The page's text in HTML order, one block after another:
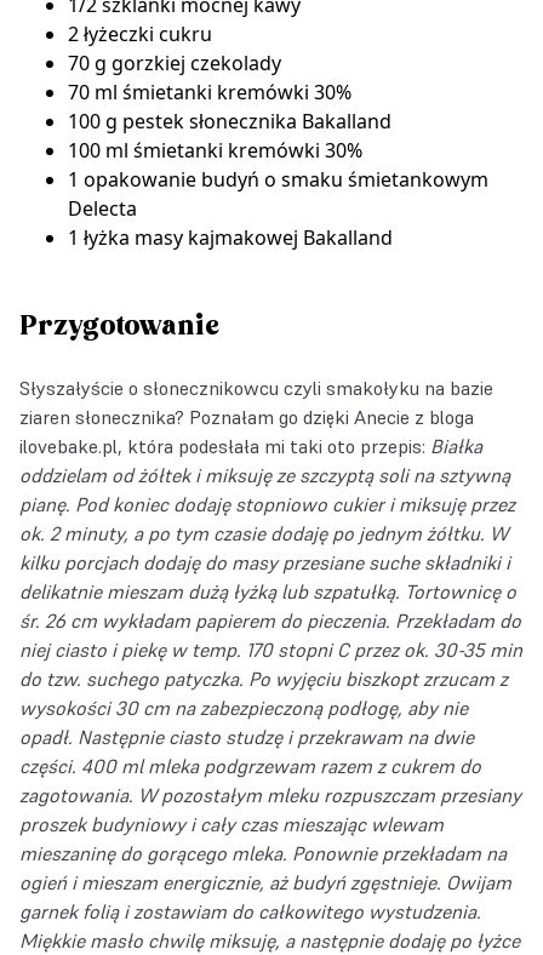
2 łyżeczki cukru
70 g gorzkiej czekolady
70 ml śmietanki kremówki 30%
100 g pestek słonecznika Bakalland
100 ml śmietanki kremówki 30%
1 opakowanie budyń o smaku śmietankowym
Delecta
1 łyżka masy kajmakowej Bakalland
Przygotowanie
Słyszałyście o słonecznikowcu czyli smakołyku na bazie
ziaren słonecznika? Poznałam go dzięki Anecie z bloga
ilovebake.pl, która podesłała mi taki oto przepis: Białka
oddzielam od żółtek i miksuję ze szczyptą soli na sztywną
pianę. Pod koniec dodaję stopniowo cukier i miksuję przez
ok. 2 minuty, a po tym czasie dodaję po jednym żółtku. W
kilku porcjach dodaję do masy przesiane suche składniki i
delikatnie mieszam dużą łyżką lub szpatułką. Tortownicę o
śr. 26 cm wykładam papierem do pieczenia. Przekładam do
niej ciasto i piekę w temp. 170 stopni C przez ok. 30-35 min
do tzw. suchego patyczka. Po wyjęciu biszkopt zrzucam z
wysokości 30 cm na zabezpieczoną podłogę, aby nie
opadł. Następnie ciasto studzę i przekrawam na dwie
części. 400 ml mleka podgrzewam razem z cukrem do
zagotowania. W pozostałym mleku rozpuszczam przesiany
proszek budyniowy i cały czas mieszając wlewam
mieszaninę do gorącego mleka. Ponownie przekładam na
ogień i mieszam energicznie, aż budyń zgęstnieje. Owijam
garnek folią i zostawiam do całkowitego wystudzenia.
Miękkie masło chwilę miksuję, a następnie dodaję po łyżce